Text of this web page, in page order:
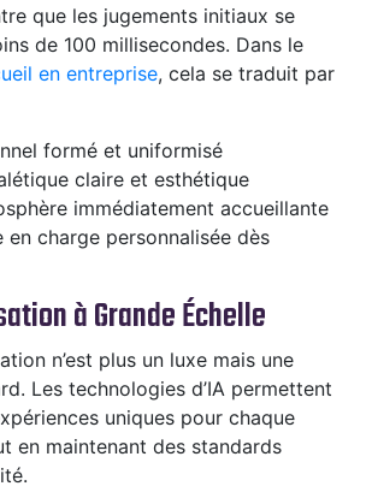
que les jugements initiaux se
de 100 millisecondes. Dans le
en entreprise, cela se traduit par
formé et uniformisé
claire et esthétique
immédiatement accueillante
en charge personnalisée dès
à Grande Échelle
n’est plus un luxe mais une
Les technologies d’IA permettent
uniques pour chaque
en maintenant des standards